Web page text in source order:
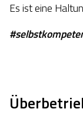
Es ist eine